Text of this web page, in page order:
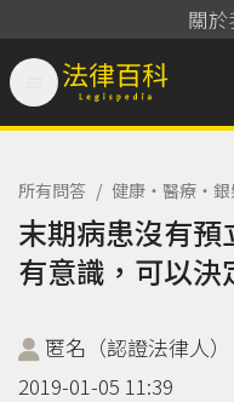
關
法律百科 Legispedia
所有問答 / 健康‧醫療‧銀
末期病患沒有
有意識，可以決
匿名（認證法律人）
2019-01-05 11:39